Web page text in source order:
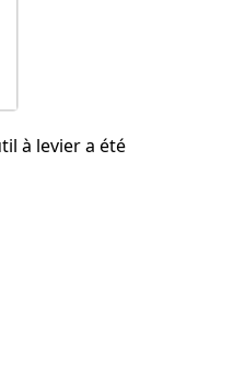
à levier a été